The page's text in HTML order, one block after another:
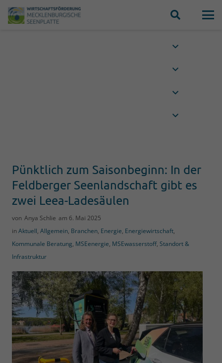
Pünktlich zum Saisonbeginn: In der
Feldberger Seenlandschaft gibt es
zwei Leea-Ladesäulen
von Anya Schlie am 6. Mai 2025
inAktuell, Allgemein, Branchen, Energie, Energiewirtschaft,
Kommunale Beratung, MSEenergie, MSEwasserstoff, Standort &
Infrastruktur